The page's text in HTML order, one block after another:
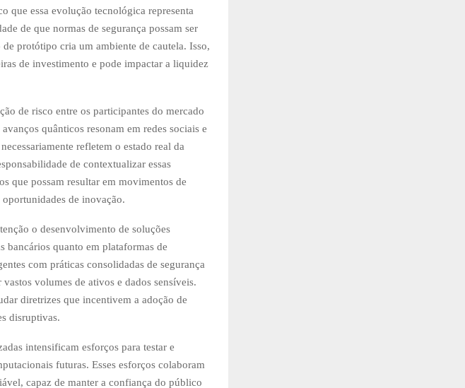
que essa evolução tecnológica representa
de que normas de segurança possam ser
protótipo cria um ambiente de cautela. Isso,
de investimento e pode impactar a liquidez
de risco entre os participantes do mercado
quânticos resonam em redes sociais e
refletem o estado real da
de contextualizar essas
que possam resultar em movimentos de
de inovação.
o desenvolvimento de soluções
bancários quanto em plataformas de
com práticas consolidadas de segurança
volumes de ativos e dados sensíveis.
diretrizes que incentivem a adoção de
disruptivas.
intensificam esforços para testar e
futuras. Esses esforços colaboram
capaz de manter a confiança do público